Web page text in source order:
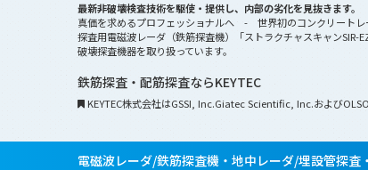
最新非破壊検査技術を駆使・提供し、内部の劣化を見抜きます。
真価を求めるプロフェッショナルへ - 世界初のコンクリートレ
探査用電磁波レーダ（鉄筋探査機）「ストラクチャスキャン
破壊探査機器を取り扱っています。
鉄筋探査・配筋探査ならKEYTEC
KEYTEC株式会社はGSSI, Inc.Giatec Scientific, Inc.および
電磁波レーダ/鉄筋探査機・地中レーダ/埋設管探査